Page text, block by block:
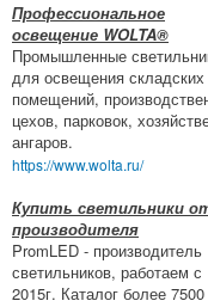
Профессиональное
освещение WOLTA®
Промышленные
для освещения складских
помещений,
цехов, парковок,
ангаров.
https://www.wolta.ru/
Купить светильники
производителя
PromLED - производитель
светильников, работаем с
2015г. Каталог более 7500